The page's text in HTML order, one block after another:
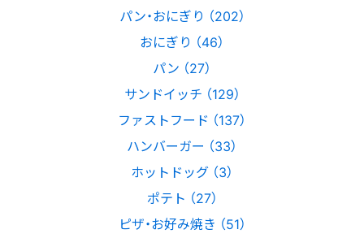
パン・おにぎり （202）
おにぎり （46）
パン （27）
サンドイッチ （129）
ファストフード （137）
ハンバーガー （33）
ホットドッグ （3）
ポテト （27）
ピザ・お好み焼き （51）